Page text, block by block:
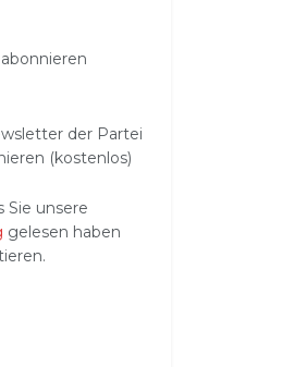
der Partei
(kostenlos)
Sie unsere
gelesen haben